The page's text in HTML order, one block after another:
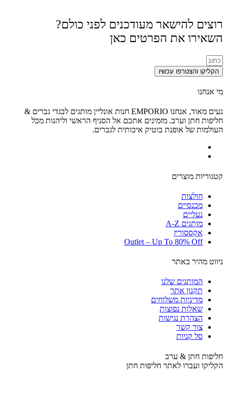
רוצים להישאר מעודכנים לפני כולם?
השאירו את הפרטים כאן
הקליקו והצטרפו עכשיו
מי אנחנו
נעים מאוד, אנחנו EMPORIO חנות אונליין מותגים לבגדי גברים &
חליפות חתן וערב. מזמינים אתכם אל הסניף הראשי וליהנות מכל
העולמות של אופנת בוטיק איכותית לגברים.
קטגוריות מוצרים
חולצות
מכנסיים
נעליים
מותגים A-Z
אקססוריז
Outlet – Up To 80% Off
ניווט מהיר באתר
המותגים שלנו
תקנון אתר
מדיניות משלוחים
שאלות נפוצות
הצהרת נגישות
צור קשר
סל קניות
חליפות חתן & ערב
הקליקו ועברו לאתר חליפות חתן